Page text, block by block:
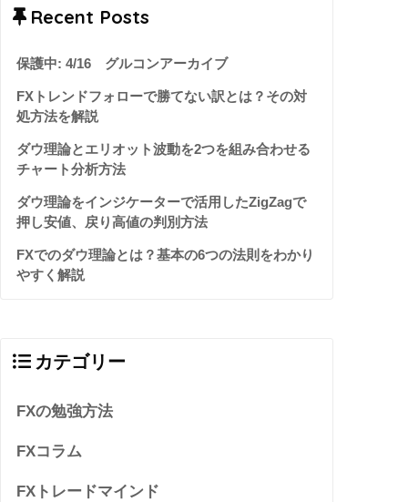
Recent Posts
保護中: 4/16 グルコンアーカイブ
FXトレンドフォローで勝てない訳とは？その対
処方法を解説
ダウ理論とエリオット波動を2つを組み合わせる
チャート分析方法
ダウ理論をインジケーターで活用したZigZagで
押し安値、戻り高値の判別方法
FXでのダウ理論とは？基本の6つの法則をわかり
やすく解説
カテゴリー
FXの勉強方法
FXコラム
FXトレードマインド